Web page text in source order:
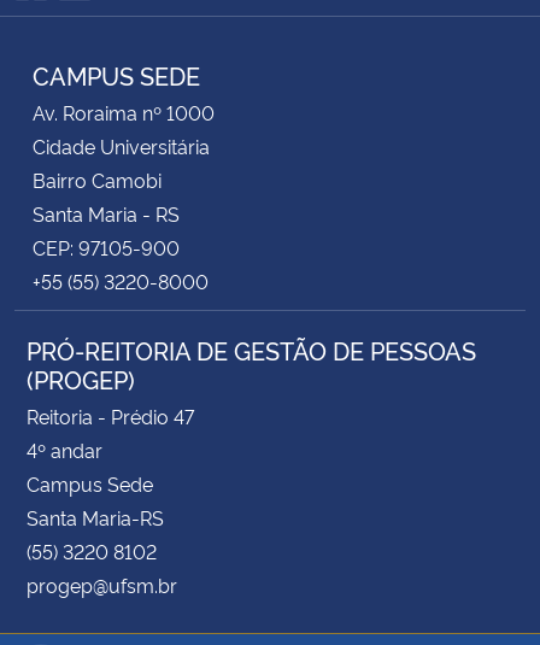
Facebook
RSS
CAMPUS SEDE
Av. Roraima nº 1000
Cidade Universitária
Bairro Camobi
Santa Maria - RS
CEP: 97105-900
+55 (55) 3220-8000
PRÓ-REITORIA DE GESTÃO DE PESSOAS
(PROGEP)
Reitoria - Prédio 47
4º andar
Campus Sede
Santa Maria-RS
(55) 3220 8102
progep@ufsm.br